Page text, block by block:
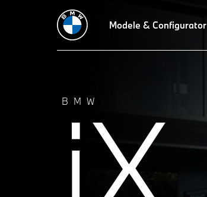
Modele & Configurator
BMW
Date tehnice Autonomie şi încărcare Design